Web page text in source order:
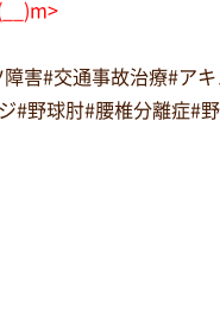
害#交通事故治療#ア
#野球肘#腰椎分離症#